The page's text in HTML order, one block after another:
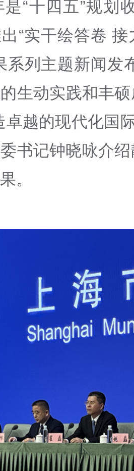
是“十四五”规划
“实干绘答卷 接
系列主题新闻发
生动实践和丰
卓越的现代化国
书记钟晓咏介绍
。